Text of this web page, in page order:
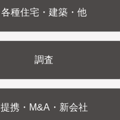
各種住宅・建築・他
調査
提携・M&A・新会社